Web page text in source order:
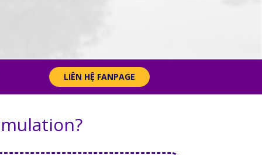
LIÊN HỆ FANPAGE